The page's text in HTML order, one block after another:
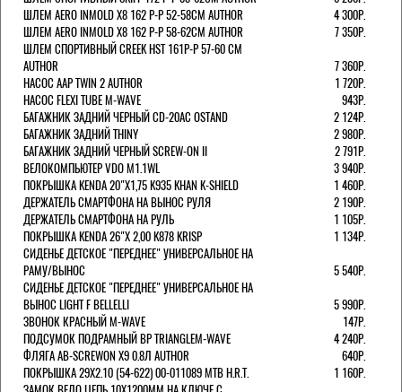
ШЛЕМ AERO INMOLD X8 162 Р-Р 52-58СМ AUTHOR
4 300Р.
ШЛЕМ AERO INMOLD X8 162 Р-Р 58-62СМ AUTHOR
7 350Р.
ШЛЕМ СПОРТИВНЫЙ CREEK HST 161Р-Р 57-60 СМ
AUTHOR
7 360Р.
НАСОС AAP TWIN 2 AUTHOR
1 720Р.
НАСОС FLEXI TUBE M-WAVE
943Р.
БАГАЖНИК ЗАДНИЙ ЧЕРНЫЙ СD-20AC OSTAND
2 124Р.
БАГАЖНИК ЗАДНИЙ THINY
2 980Р.
БАГАЖНИК ЗАДНИЙ ЧЕРНЫЙ SCREW-ON II
2 791Р.
ВЕЛОКОМПЬЮТЕР VDO M1.1WL
3 940Р.
ПОКРЫШКА KENDA 20"Х1,75 K935 KHAN K-SHIELD
1 460Р.
ДЕРЖАТЕЛЬ СМАРТФОНА НА ВЫНОС РУЛЯ
2 190Р.
ДЕРЖАТЕЛЬ СМАРТФОНА НА РУЛЬ
1 105Р.
ПОКРЫШКА KENDA 26"Х 2,00 K878 KRISP
1 134Р.
СИДЕНЬЕ ДЕТСКОЕ "ПЕРЕДНЕЕ" УНИВЕРСАЛЬНОЕ НА
РАМУ/ВЫНОС
5 540Р.
СИДЕНЬЕ ДЕТСКОЕ "ПЕРЕДНЕЕ" УНИВЕРСАЛЬНОЕ НА
ВЫНОС LIGHT F BELLELLI
5 990Р.
ЗВОНОК КРАСНЫЙ M-WAVE
147Р.
ПОДСУМОК ПОДРАМНЫЙ BP TRIANGLEM-WAVE
4 240Р.
ФЛЯГА AB-SCREWON X9 0.8Л AUTHOR
640Р.
ПОКРЫШКА 29X2.10 (54-622) 00-011089 MTB H.R.T.
1 160Р.